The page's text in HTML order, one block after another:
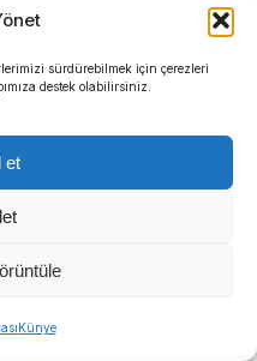
sürdürebilmek için çerezleri
destek olabilirsiniz.
et
Künye
HÜSEYIN BENZER